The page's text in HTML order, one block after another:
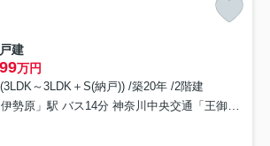
建
万円
～3LDK＋S(納戸)) /築20年 /2階建
駅 バス14分 神奈川中央交通「王御住グランド前」 停歩6分